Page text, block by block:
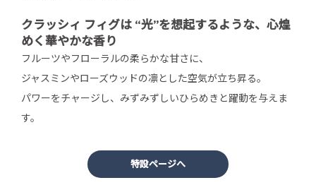
クラッシィ フィグは “光”を想起するような、心煌
めく華やかな香り
フルーツやフローラルの柔らかな甘さに、
ジャスミンやローズウッドの凛とした空気が立ち昇る。
パワーをチャージし、みずみずしいひらめきと躍動を与えま
す。
特設ページへ